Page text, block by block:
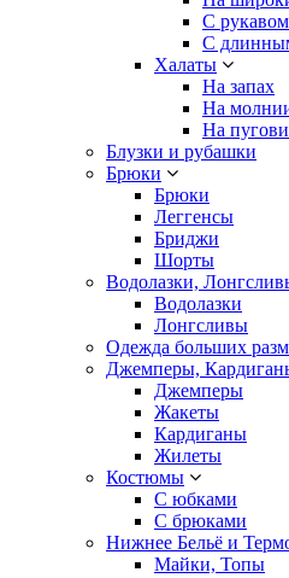
С
С
Халаты
На запах
На
На
Блузки и рубашки
Брюки
Брюки
Леггенсы
Бриджи
Шорты
Водолазки,
Водолазки
Лонгсливы
Одежда больших
Джемперы,
Джемперы
Жакеты
Кардиганы
Жилеты
Костюмы
С юбками
С брюками
Нижнее Бельё и
Майки, Топы